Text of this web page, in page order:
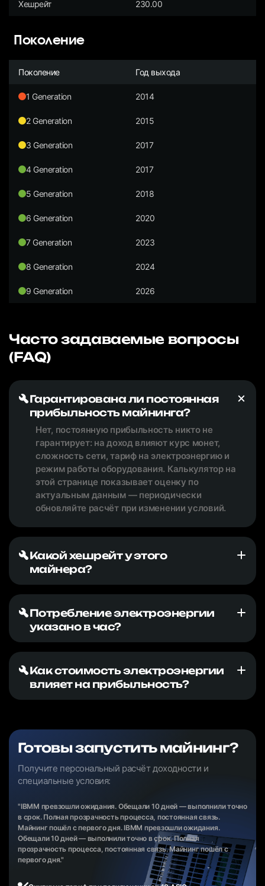
Хешрейт 230.00
Поколение
Поколение Год выхода
1 Generation 2014
2 Generation 2015
3 Generation 2017
4 Generation 2017
5 Generation 2018
6 Generation 2020
7 Generation 2023
8 Generation 2024
9 Generation 2026
Часто задаваемые вопросы
(FAQ)
Гарантирована ли постоянная
прибыльность майнинга?
Нет, постоянную прибыльность никто не
гарантирует: на доход влияют курс монет,
сложность сети, тариф на электроэнергию и
режим работы оборудования. Калькулятор на
этой странице показывает оценку по
актуальным данным — периодически
обновляйте расчёт при изменении условий.
Какой хешрейт у этого
майнера?
Потребление электроэнергии
указано в час?
Как стоимость электроэнергии
влияет на прибыльность?
Готовы запустить майнинг?
Получите персональный расчёт доходности и
специальные условия:
"IBMM превзошли ожидания. Обещали 10 дней — выполнили точно
в срок. Полная прозрачность процесса, постоянная связь.
Майнинг пошёл с первого дня. IBMM превзошли ожидания.
Обещали 10 дней — выполнили точно в срок. Полная
прозрачность процесса, постоянная связь. Майнинг пошёл с
первого дня."